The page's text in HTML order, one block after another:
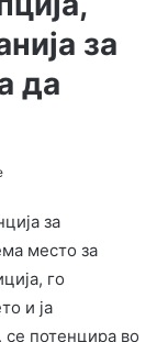
за
да
за
место за
го
и ја
се потенцира во